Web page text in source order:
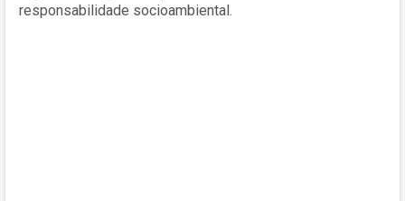
responsabilidade socioambiental.